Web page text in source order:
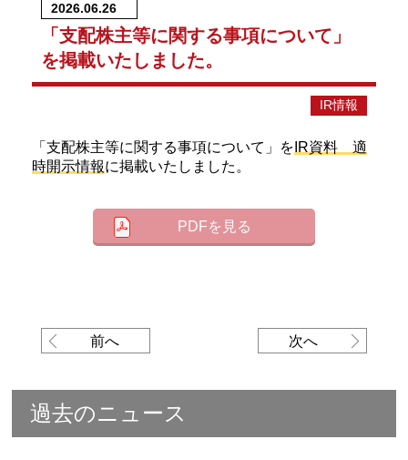
2026.06.26
「支配株主等に関する事項について」
を掲載いたしました。
IR情報
「支配株主等に関する事項について」を IR資料 適
時開示情報に掲載いたしました。
PDFを見る
前へ 次へ
過去のニュース